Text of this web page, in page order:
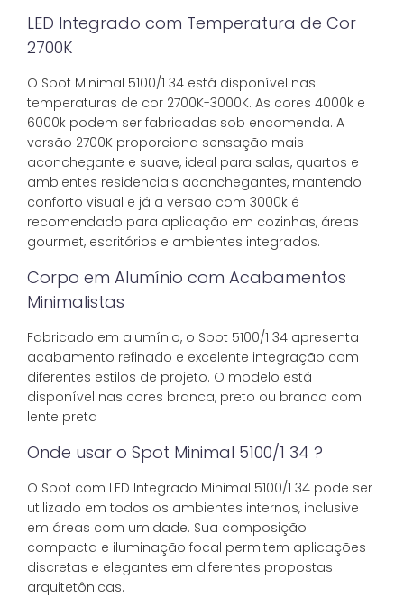
LED Integrado com Temperatura de Cor
2700K
O Spot Minimal 5100/1 34 está disponível nas
temperaturas de cor 2700K-3000K. As cores 4000k e
6000k podem ser fabricadas sob encomenda. A
versão 2700K proporciona sensação mais
aconchegante e suave, ideal para salas, quartos e
ambientes residenciais aconchegantes, mantendo
conforto visual e já a versão com 3000k é
recomendado para aplicação em cozinhas, áreas
gourmet, escritórios e ambientes integrados.
Corpo em Alumínio com Acabamentos
Minimalistas
Fabricado em alumínio, o Spot 5100/1 34 apresenta
acabamento refinado e excelente integração com
diferentes estilos de projeto. O modelo está
disponível nas cores branca, preto ou branco com
lente preta
Onde usar o Spot Minimal 5100/1 34 ?
O Spot com LED Integrado Minimal 5100/1 34 pode ser
utilizado em todos os ambientes internos, inclusive
em áreas com umidade. Sua composição
compacta e iluminação focal permitem aplicações
discretas e elegantes em diferentes propostas
arquitetônicas.